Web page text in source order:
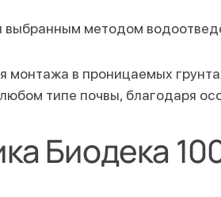
методом
в проницаемых
типе почвы, благодаря
Биодека